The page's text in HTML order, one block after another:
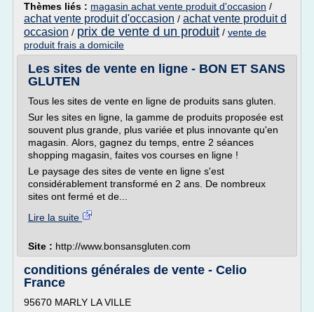
Thèmes liés : magasin achat vente produit d'occasion /
achat vente produit d'occasion / achat vente produit d
occasion / prix de vente d un produit / vente de
produit frais a domicile
Les sites de vente en ligne - BON ET SANS
GLUTEN
Tous les sites de vente en ligne de produits sans gluten.
Sur les sites en ligne, la gamme de produits proposée est
souvent plus grande, plus variée et plus innovante qu'en
magasin. Alors, gagnez du temps, entre 2 séances
shopping magasin, faites vos courses en ligne !
Le paysage des sites de vente en ligne s'est
considérablement transformé en 2 ans. De nombreux
sites ont fermé et de...
Lire la suite
Site : http://www.bonsansgluten.com
conditions générales de vente - Celio
France
95670 MARLY LA VILLE